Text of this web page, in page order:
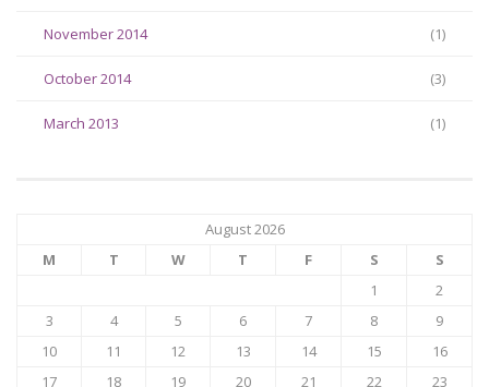
November 2014 (1)
October 2014 (3)
March 2013 (1)
August 2026
M
T W T F S
S
1
2
3
4 5 6 7 8
9
10
11 12 13 14 15
16
17
18 19 20 21 22 23